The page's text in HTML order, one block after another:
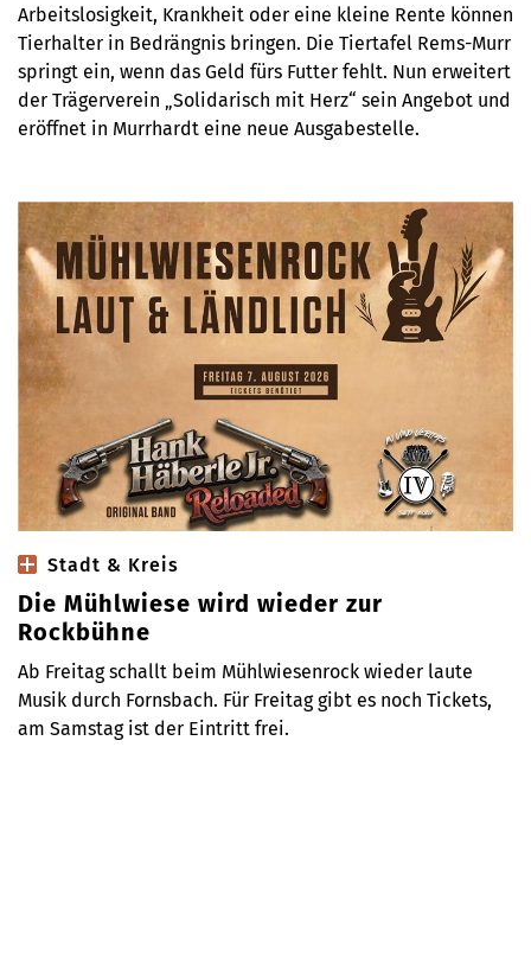
Arbeitslosigkeit, Krankheit oder eine kleine Rente können
Tierhalter in Bedrängnis bringen. Die Tiertafel Rems-Murr
springt ein, wenn das Geld fürs Futter fehlt. Nun erweitert
der Trägerverein „Solidarisch mit Herz“ sein Angebot und
eröffnet in Murrhardt eine neue Ausgabestelle.
Stadt & Kreis
Die Mühlwiese wird wieder zur
Rockbühne
Ab Freitag schallt beim Mühlwiesenrock wieder laute
Musik durch Fornsbach. Für Freitag gibt es noch Tickets,
am Samstag ist der Eintritt frei.